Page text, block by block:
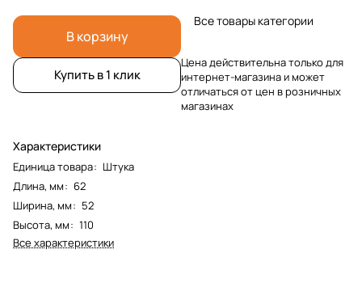
В корзину
Купить в 1 клик
Характеристики
Единица товара: Штука
Длина, мм: 62
Ширина, мм: 52
Высота, мм: 110
Все характеристики
Все товары категории
Цена действительна только для
интернет-магазина и может
отличаться от цен в розничных
магазинах